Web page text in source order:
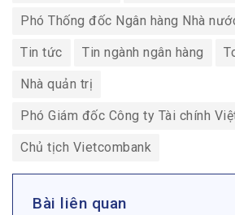
Phó Thống đốc Ngân hàng Nhà
Tin tức Tin ngành ngân hàng
Nhà quản trị
Phó Giám đốc Công ty Tài chính
Chủ tịch Vietcombank
Bài liên quan